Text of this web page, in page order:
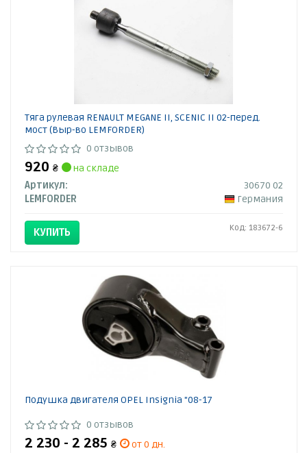
Тяга рулевая RENAULT MEGANE II, SCENIC II 02-перед.
мост (Выр-во LEMFORDER)
0 отзывов
920 ₴
на складе
Артикул:
30670 02
LEMFORDER
Германия
КУПИТЬ Код: 183672-6
Подушка двигателя OPEL Insignia "08-17
0 отзывов
2 230 - 2 285 ₴
от 0 дн.